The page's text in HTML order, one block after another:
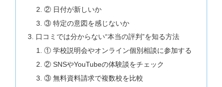
② 日付が新しいか
③ 特定の意図を感じないか
口コミでは分からない“本当の評判”を知る方法
① 学校説明会やオンライン個別相談に参加する
② SNSやYouTubeの体験談をチェック
③ 無料資料請求で複数校を比較